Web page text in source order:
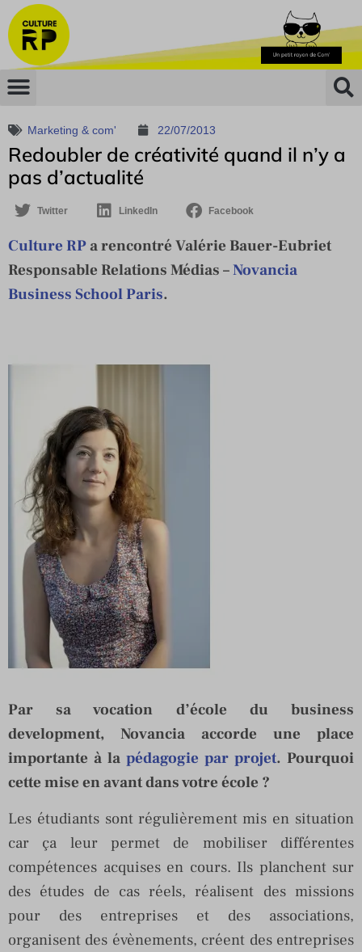
Marketing & com' 22/07/2013
Redoubler de créativité quand il n’y a
pas d’actualité
Twitter LinkedIn Facebook
Culture RPa rencontré Valérie Bauer-Eubriet
Responsable Relations Médias –Novancia
Business School Paris.
Par sa vocation d’école du business
development, Novancia accorde une place
importante à la pédagogie par projet. Pourquoi
cette mise en avant dans votre école ?
Les étudiants sont régulièrement mis en situation
car ça leur permet de mobiliser différentes
compétences acquises en cours. Ils planchent sur
des études de cas réels, réalisent des missions
pour des entreprises et des associations,
organisent des évènements, créent des entreprises